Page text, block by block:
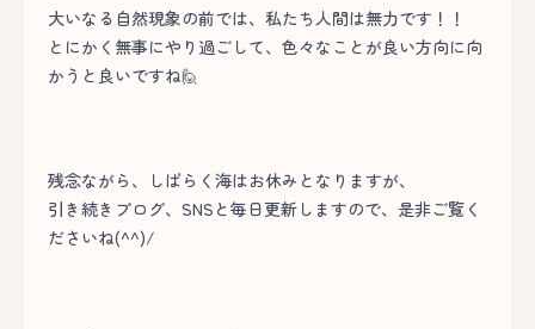
大いなる自然現象の前では、私たち人間は無力です！！
とにかく無事にやり過ごして、色々なことが良い方向に向
かうと良いですね🙋
残念ながら、しばらく海はお休みとなりますが、
引き続きブログ、SNSと毎日更新しますので、是非ご覧く
ださいね(^^)/